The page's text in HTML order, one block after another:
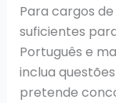
Para cargos
suficientes
Português e
inclua
pretende